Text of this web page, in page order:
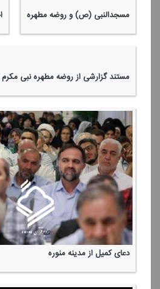
احكام حج (5) احكام حج (4)
مسجدالنبی (ص) و روضه مطهره